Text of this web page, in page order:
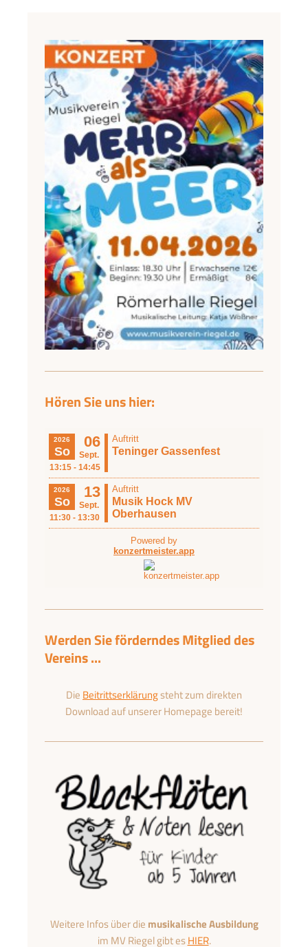
Hören Sie uns hier:
Werden Sie förderndes Mitglied des
Vereins ...
Die Beitrittserklärungsteht zum direkten
Download auf unserer Homepage bereit!
Weitere Infos über die musikalische Ausbildung
im MV Riegel gibt esHIER.